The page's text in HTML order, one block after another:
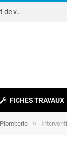
Note DPE : petits travaux à réaliser pour améliorer son DPE avant de vendre
FICHES TRAVAUX
Plomberie »